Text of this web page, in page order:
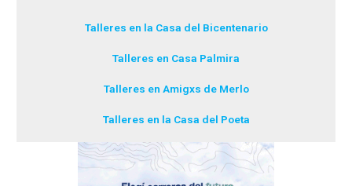
Talleres en la Casa del Bicentenario
Talleres en Casa Palmira
Talleres en Amigxs de Merlo
Talleres en la Casa del Poeta